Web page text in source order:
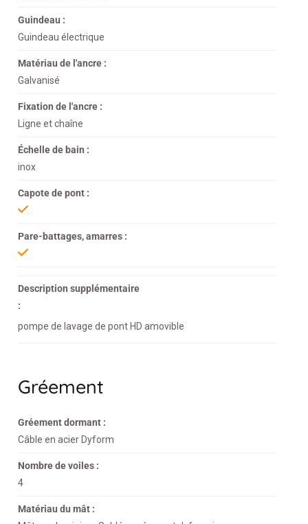
Guindeau :
Guindeau électrique
Matériau de l'ancre :
Galvanisé
Fixation de l'ancre :
Ligne et chaîne
Échelle de bain :
inox
Capote de pont :
Pare-battages, amarres :
Description supplémentaire
:
pompe de lavage de pont HD amovible
Gréement
Gréement dormant :
Câble en acier Dyform
Nombre de voiles :
4
Matériau du mât :